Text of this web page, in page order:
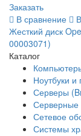
Заказать
В сравнение
Жесткий диск
00003071)
Каталог
Ноутбуки и
Серверы
Сетевое
Системы